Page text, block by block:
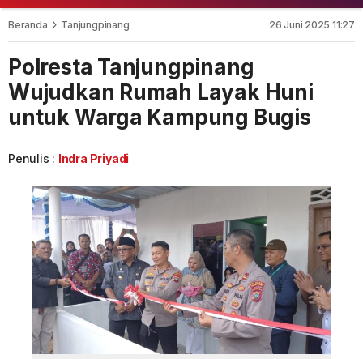
Beranda Tanjungpinang 26 Juni 2025 11:27
Polresta Tanjungpinang
Wujudkan Rumah Layak Huni
untuk Warga Kampung Bugis
Penulis : Indra Priyadi